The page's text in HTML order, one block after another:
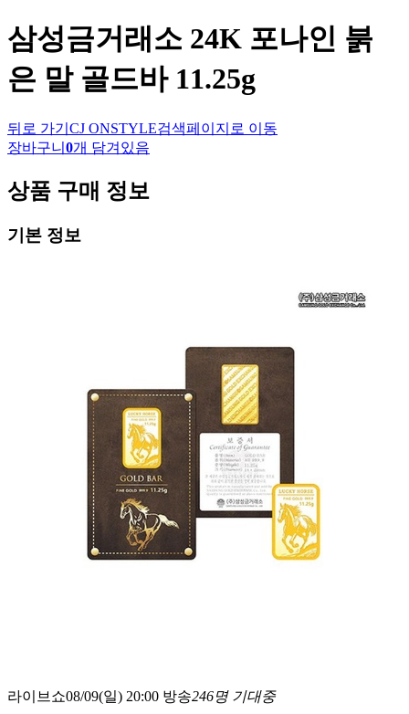
삼성금거래소 24K 포나인 붉
은 말 골드바 11.25g
뒤로 가기 CJ ONSTYLE검색페이지로 이동
장바구니 0개 담겨있음
상품 구매 정보
기본 정보
라이브쇼08/09(일) 20:00 방송246명 기대중